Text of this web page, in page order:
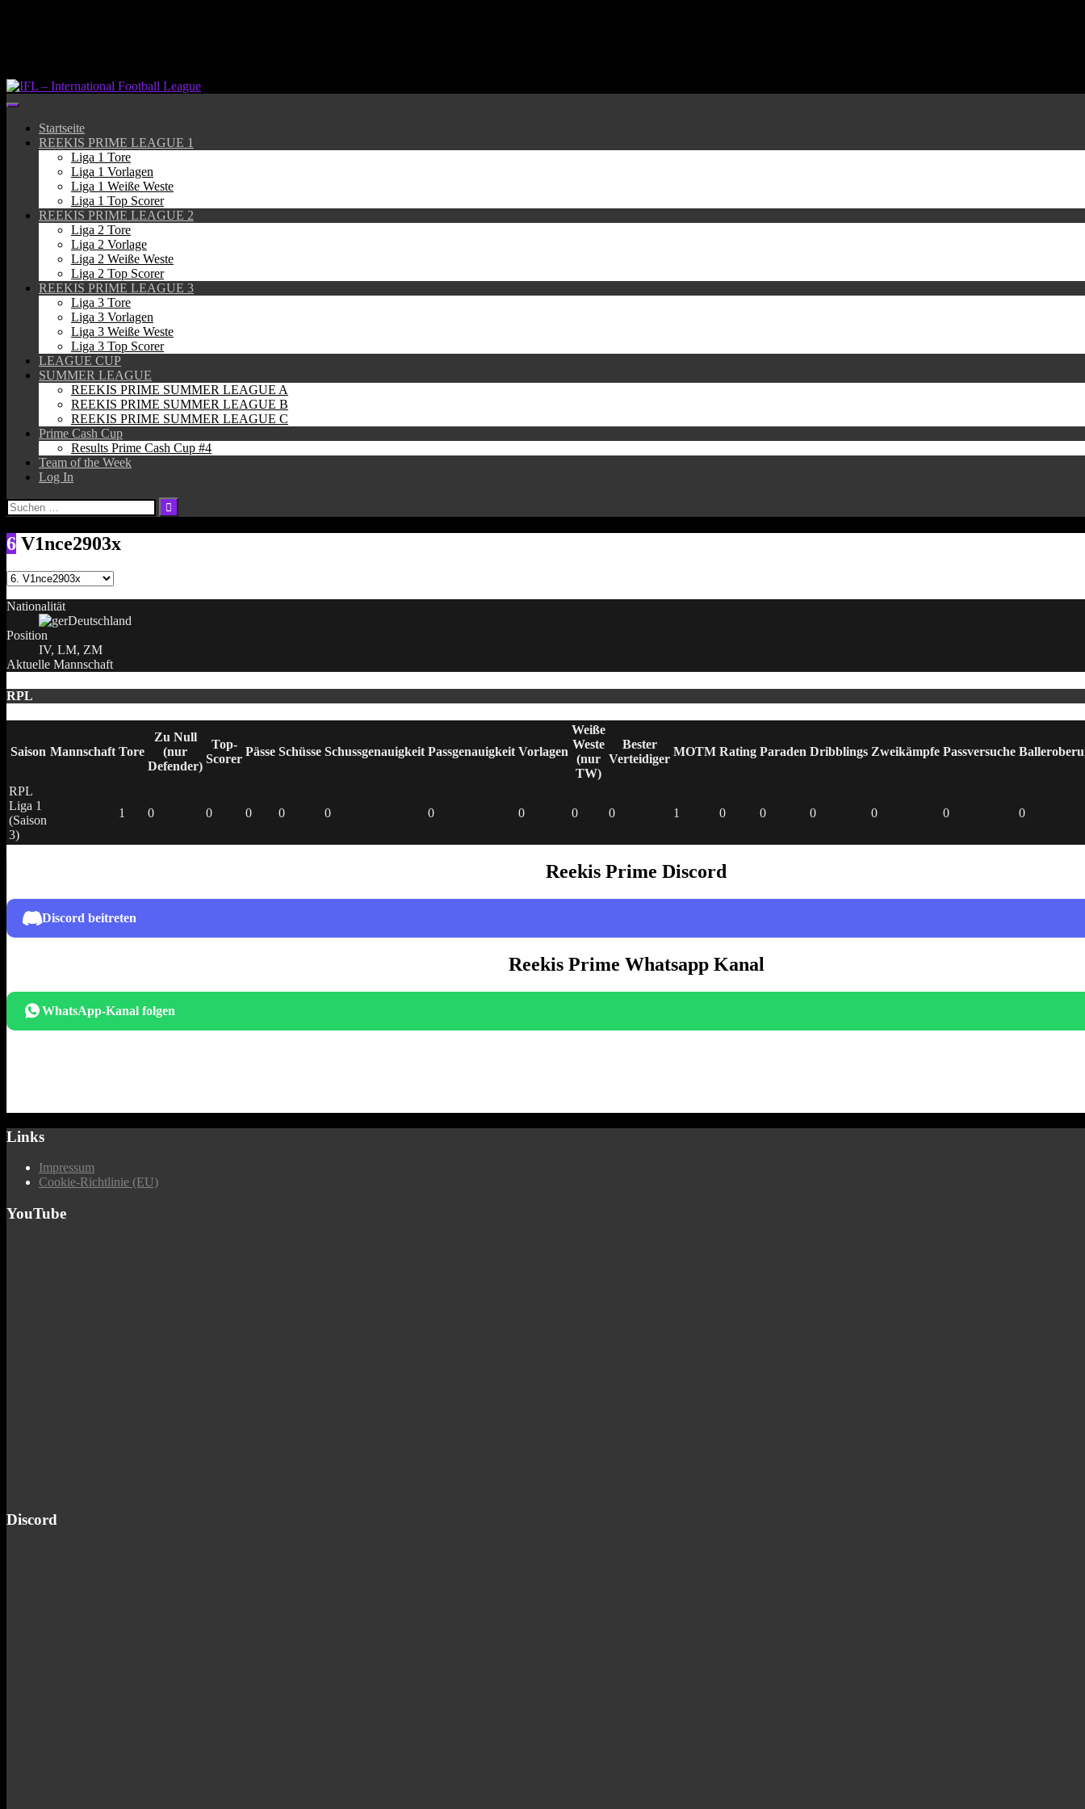
Startseite
REEKIS PRIME LEAGUE 1
Liga 1 Tore
Liga 1 Vorlagen
Liga 1 Weiße Weste
Liga 1 Top Scorer
REEKIS PRIME LEAGUE 2
Liga 2 Tore
Liga 2 Vorlage
Liga 2 Weiße Weste
Liga 2 Top Scorer
REEKIS PRIME LEAGUE 3
Liga 3 Tore
Liga 3 Vorlagen
Liga 3 Weiße Weste
Liga 3 Top Scorer
LEAGUE CUP
SUMMER LEAGUE
REEKIS PRIME SUMMER LEAGUE A
REEKIS PRIME SUMMER LEAGUE B
REEKIS PRIME SUMMER LEAGUE C
Prime Cash Cup
Results Prime Cash Cup #4
Team of the Week
Log In
Suchen
nach:
6 V1nce2903x
Nationalität
Deutschland
Position
IV, LM, ZM
Aktuelle Mannschaft
RPL
Saison Mannschaft Tore
Zu Null
(nur
Defender)
Top-
Scorer
Pässe Schüsse Schussgenauigkeit Passgenauigkeit Vorlagen
Weiße
Weste
(nur
TW)
Bester
Verteidiger
MOTM Rating Paraden Dribblings Zweikämpfe Passversuche
RPL
Liga 1
(Saison
3)
1 0 0 0 0 0 0 0 0 0 1 0 0 0 0 0 0
Reekis Prime Discord
Discord beitreten
Reekis Prime Whatsapp Kanal
WhatsApp-Kanal folgen
Links
Impressum
Cookie-Richtlinie (EU)
YouTube
Discord